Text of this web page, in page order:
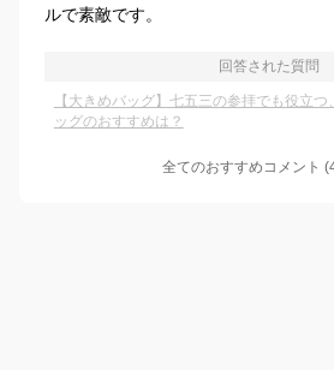
ルで素敵です。
回答された質問
【大きめバッグ】七五三の参拝でも役立
ッグのおすすめは？
全てのおすすめコメント (